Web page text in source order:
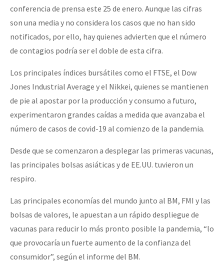
conferencia de prensa este 25 de enero. Aunque las cifras
son una media y no considera los casos que no han sido
notificados, por ello, hay quienes advierten que el número
de contagios podría ser el doble de esta cifra.
Los principales índices bursátiles como el FTSE, el Dow
Jones Industrial Average y el Nikkei, quienes se mantienen
de pie al apostar por la producción y consumo a futuro,
experimentaron grandes caídas a medida que avanzaba el
número de casos de covid-19 al comienzo de la pandemia.
Desde que se comenzaron a desplegar las primeras vacunas,
las principales bolsas asiáticas y de EE.UU. tuvieron un
respiro.
Las principales economías del mundo junto al BM, FMI y las
bolsas de valores, le apuestan a un rápido despliegue de
vacunas para reducir lo más pronto posible la pandemia, “lo
que provocaría un fuerte aumento de la confianza del
consumidor”, según el informe del BM.